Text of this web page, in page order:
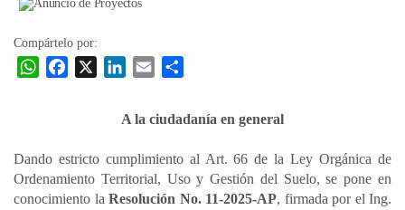
Compártelo por:
W
s
A
p
b
o
o
e
d
I
a
l
r
t
A la ciudadanía en general
Dando estricto cumplimiento al Art. 66 de la Ley Orgánica de
Ordenamiento Territorial, Uso y Gestión del Suelo, se pone en
conocimiento la Resolución No. 11-2025-AP, firmada por el Ing.